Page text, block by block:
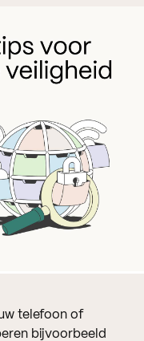
telefoon of
bijvoorbeeld